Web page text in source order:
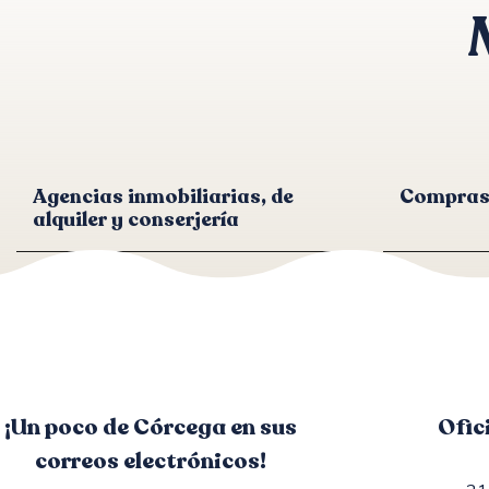
Agencias inmobiliarias, de
alquiler y conserjería
¡Un poco de Córcega en sus
correos electrónicos!